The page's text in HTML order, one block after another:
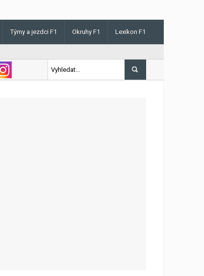
Týmy a jezdci F1 Okruhy F1 Lexikon F1
letos poprvé vyhrál kvalifikaci